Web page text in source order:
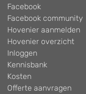
Facebook
Facebook community
Hovenier aanmelden
Hovenier overzicht
Inloggen
Kennisbank
Kosten
Offerte aanvragen